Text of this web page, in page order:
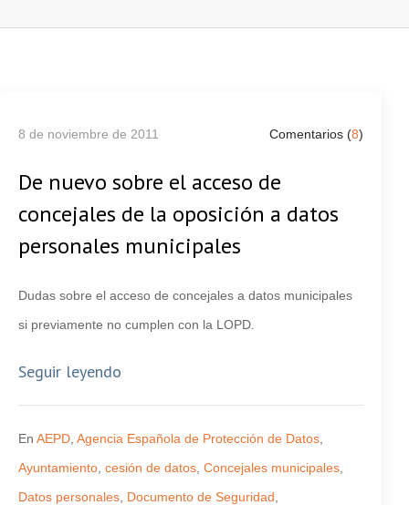
8 de noviembre de 2011 Comentarios (8)
De nuevo sobre el acceso de
concejales de la oposición a datos
personales municipales
Dudas sobre el acceso de concejales a datos municipales
si previamente no cumplen con la LOPD.
Seguir leyendo
En AEPD Agencia Española de Protección de Datos
Ayuntamiento cesión de datos Concejales municipales
Datos personales Documento de Seguridad